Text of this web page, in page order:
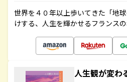
世界を４０年以上歩いてきた「地
けする、人生を輝かせるフランス
人生観が変わ